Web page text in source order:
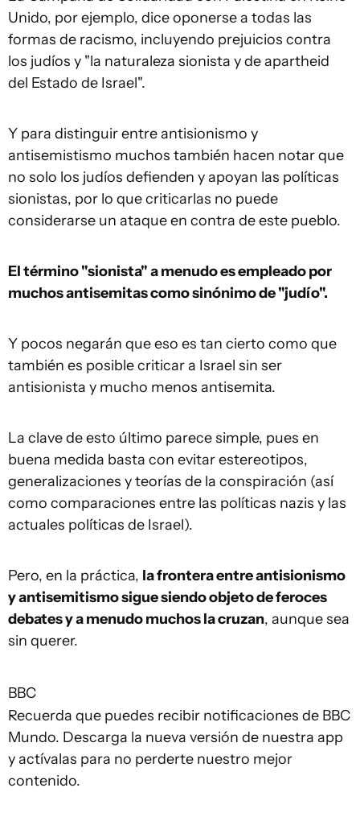
Unido, por ejemplo, dice oponerse a todas las
formas de racismo, incluyendo prejuicios contra
los judíos y "la naturaleza sionista y de apartheid
del Estado de Israel".
Y para distinguir entre antisionismo y
antisemistismo muchos también hacen notar que
no solo los judíos defienden y apoyan las políticas
sionistas, por lo que criticarlas no puede
considerarse un ataque en contra de este pueblo.
El término "sionista" a menudo es empleado por
muchos antisemitas como sinónimo de "judío".
Y pocos negarán que eso es tan cierto como que
también es posible criticar a Israel sin ser
antisionista y mucho menos antisemita.
La clave de esto último parece simple, pues en
buena medida basta con evitar estereotipos,
generalizaciones y teorías de la conspiración (así
como comparaciones entre las políticas nazis y las
actuales políticas de Israel).
Pero, en la práctica, la frontera entre antisionismo
y antisemitismo sigue siendo objeto de feroces
debates y a menudo muchos la cruzan, aunque sea
sin querer.
BBC
Recuerda que puedes recibir notificaciones de BBC
Mundo. Descarga la nueva versión de nuestra app
y actívalas para no perderte nuestro mejor
contenido.